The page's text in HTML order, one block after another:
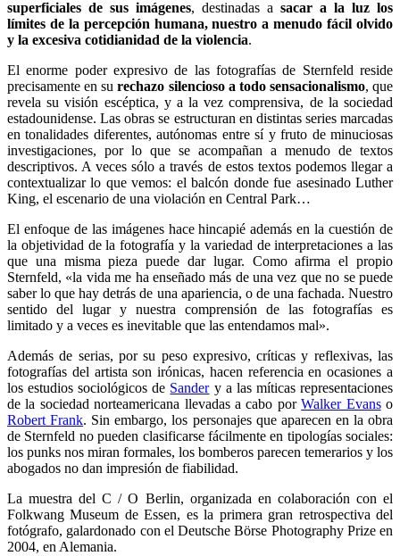
superficiales de sus imágenes, destinadas a sacar a la luz los
límites de la percepción humana, nuestro a menudo fácil olvido
y la excesiva cotidianidad de la violencia.
El enorme poder expresivo de las fotografías de Sternfeld reside
precisamente en surechazo silencioso a todo sensacionalismo, que
revela su visión escéptica, y a la vez comprensiva, de la sociedad
estadounidense. Las obras se estructuran en distintas series marcadas
en tonalidades diferentes, autónomas entre sí y fruto de minuciosas
investigaciones, por lo que se acompañan a menudo de textos
descriptivos. A veces sólo a través de estos textos podemos llegar a
contextualizar lo que vemos: el balcón donde fue asesinado Luther
King, el escenario de una violación en Central Park…
El enfoque de las imágenes hace hincapié además en la cuestión de
la objetividad de la fotografía y la variedad de interpretaciones a las
que una misma pieza puede dar lugar. Como afirma el propio
Sternfeld, «la vida me ha enseñado más de una vez que no se puede
saber lo que hay detrás de una apariencia, o de una fachada. Nuestro
sentido del lugar y nuestra comprensión de las fotografías es
limitado y a veces es inevitable que las entendamos mal».
Además de serias, por su peso expresivo, críticas y reflexivas, las
fotografías del artista son irónicas, hacen referencia en ocasiones a
los estudios sociológicos de Sandery a las míticas representaciones
de la sociedad norteamericana llevadas a cabo porWalker Evanso
Robert Frank. Sin embargo, los personajes que aparecen en la obra
de Sternfeld no pueden clasificarse fácilmente en tipologías sociales:
los punks nos miran formales, los bomberos parecen temerarios y los
abogados no dan impresión de fiabilidad.
La muestra del C / O Berlin, organizada en colaboración con el
Folkwang Museum de Essen, es la primera gran retrospectiva del
fotógrafo, galardonado con el Deutsche Börse Photography Prize en
2004, en Alemania.